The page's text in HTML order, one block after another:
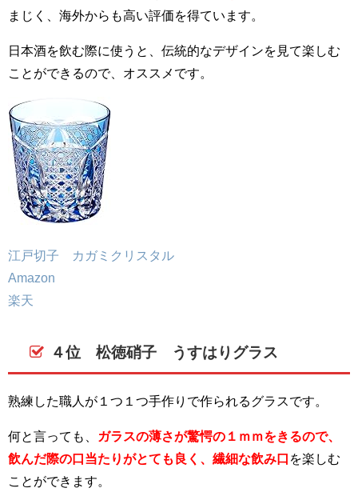
まじく、海外からも高い評価を得ています。
日本酒を飲む際に使うと、伝統的なデザインを見て楽しむ
ことができるので、オススメです。
江戸切子 カガミクリスタル
Amazon
楽天
４位 松徳硝子 うすはりグラス
熟練した職人が１つ１つ手作りで作られるグラスです。
何と言っても、
ガラスの薄さが驚愕の１ｍｍをきるので、
飲んだ際の口当たりがとても良く、繊細な飲み口 を楽しむ
ことができます。